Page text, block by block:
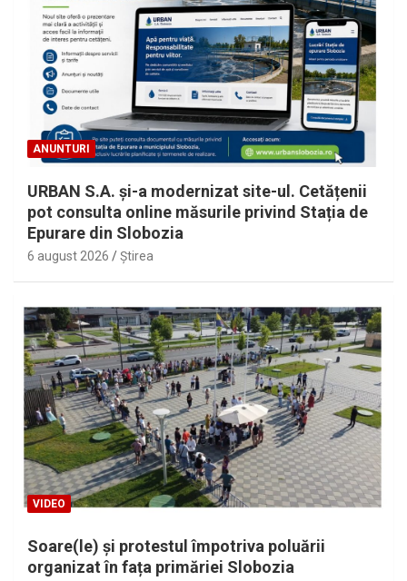
ANUNTURI
URBAN S.A. și-a modernizat site-ul. Cetățenii
pot consulta online măsurile privind Stația de
Epurare din Slobozia
6 august 2026 Ştirea
VIDEO
Soare(le) și protestul împotriva poluării
organizat în fața primăriei Slobozia